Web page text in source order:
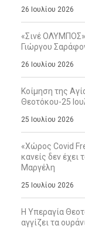
26 Ιουλίου 2026
«Σινέ
Γιώργου
26 Ιουλίου 2026
Κοίμηση της
Θεοτόκου-25
25 Ιουλίου 2026
«Χώρος Covid
κανείς δεν έχει
Μαργέλη
25 Ιουλίου 2026
Η Υπεραγία
αγγίζει τα